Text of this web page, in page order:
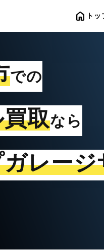
home トッ
での
取なら
レージ